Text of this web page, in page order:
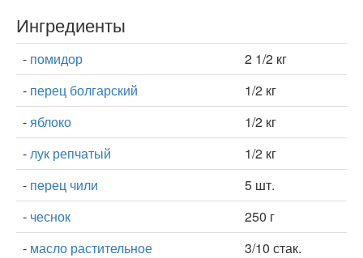
Ингредиенты
- помидор
2 1/2 кг
- перец болгарский
1/2 кг
-яблоко
1/2 кг
-лук репчатый
1/2 кг
- перец чили
5 шт.
- чеснок
250 г
- масло растительное
3/10 стак.